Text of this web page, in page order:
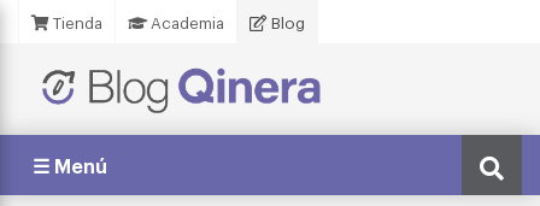
Tienda Academia Blog
☰ Menú